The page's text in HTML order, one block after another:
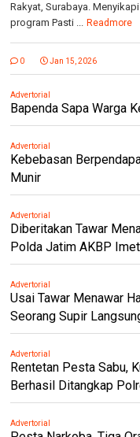
Rakyat, Surabaya.
program Pasti ... Readmore
0 Jan 15, 2026
Advertorial
Bapenda Sapa Warga
Advertorial
Kebebasan
Munir
Advertorial
Diberitakan Tawar
Polda Jatim AKBP
Advertorial
Usai Tawar Menawar
Seorang Supir
Advertorial
Rentetan Pesta Sabu,
Berhasil Ditangkap
Advertorial